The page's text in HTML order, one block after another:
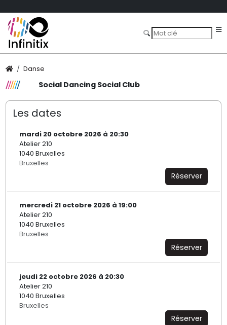
Danse
Social Dancing Social Club
Les dates
mardi 20 octobre 2026 à 20:30
Atelier 210
1040 Bruxelles
Bruxelles
Réserver
mercredi 21 octobre 2026 à 19:00
Atelier 210
1040 Bruxelles
Bruxelles
Réserver
jeudi 22 octobre 2026 à 20:30
Atelier 210
1040 Bruxelles
Bruxelles
Réserver